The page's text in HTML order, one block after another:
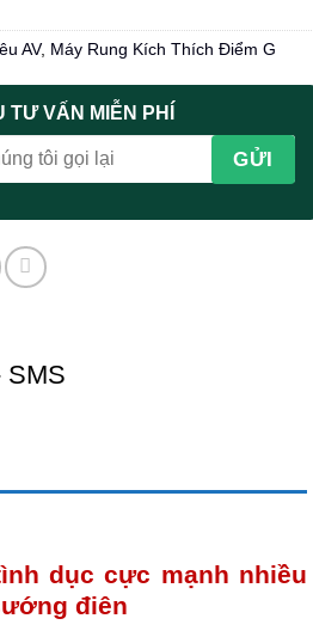
AV, Máy Rung Kích Thích Điểm G
TƯ VẤN MIỄN PHÍ
SMS
dục cực mạnh nhiều
điên